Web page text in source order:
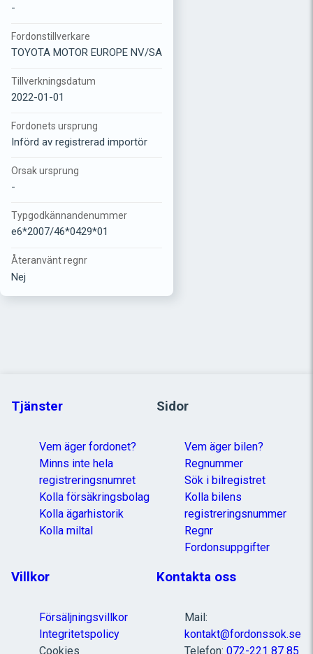
-
Fordonstillverkare
TOYOTA MOTOR EUROPE NV/SA
Tillverkningsdatum
2022-01-01
Fordonets ursprung
Införd av registrerad importör
Orsak ursprung
-
Typgodkännandenummer
e6*2007/46*0429*01
Återanvänt regnr
Nej
Tjänster
Vem äger fordonet?
Minns inte hela
registreringsnumret
Kolla försäkringsbolag
Kolla ägarhistorik
Kolla miltal
Sidor
Vem äger bilen?
Regnummer
Sök i bilregistret
Kolla bilens
registreringsnummer
Regnr
Fordonsuppgifter
Villkor
Försäljningsvillkor
Integritetspolicy
Cookies
Kontakta oss
Mail:
kontakt@fordonssok.se
Telefon: 072-221 87 85